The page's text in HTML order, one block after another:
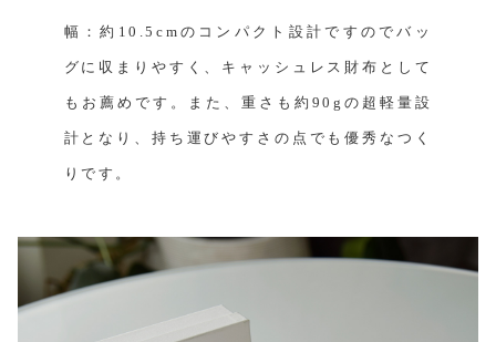
幅：約10.5cmのコンパクト設計ですのでバッ
グに収まりやすく、キャッシュレス財布として
もお薦めです。また、重さも約90gの超軽量設
計となり、持ち運びやすさの点でも優秀なつく
りです。